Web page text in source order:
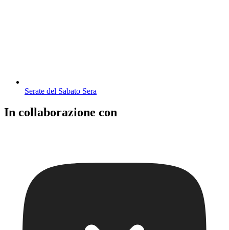
Serate del Sabato Sera
In collaborazione con